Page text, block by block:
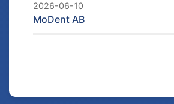
2026-06-10
MoDent AB